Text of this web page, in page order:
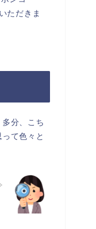
ただきま
分、こち
て色々と